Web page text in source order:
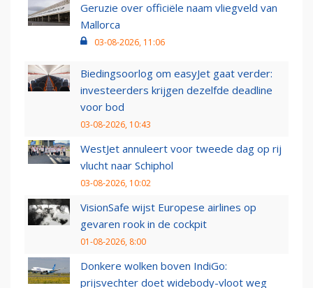
Geruzie over officiële naam vliegveld van
Mallorca
03-08-2026, 11:06
Biedingsoorlog om easyJet gaat verder:
investeerders krijgen dezelfde deadline
voor bod
03-08-2026, 10:43
WestJet annuleert voor tweede dag op rij
vlucht naar Schiphol
03-08-2026, 10:02
VisionSafe wijst Europese airlines op
gevaren rook in de cockpit
01-08-2026, 8:00
Donkere wolken boven IndiGo:
prijsvechter doet widebody-vloot weg